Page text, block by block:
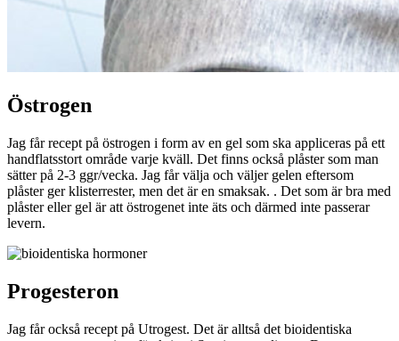
Östrogen
Jag får recept på östrogen i form av en gel som ska appliceras på ett
handflatsstort område varje kväll. Det finns också plåster som man
sätter på 2-3 ggr/vecka. Jag får välja och väljer gelen eftersom
plåster ger klisterrester, men det är en smaksak. . Det som är bra med
plåster eller gel är att östrogenet inte äts och därmed inte passerar
levern.
Progesteron
Jag får också recept på Utrogest. Det är alltså det bioidentiska